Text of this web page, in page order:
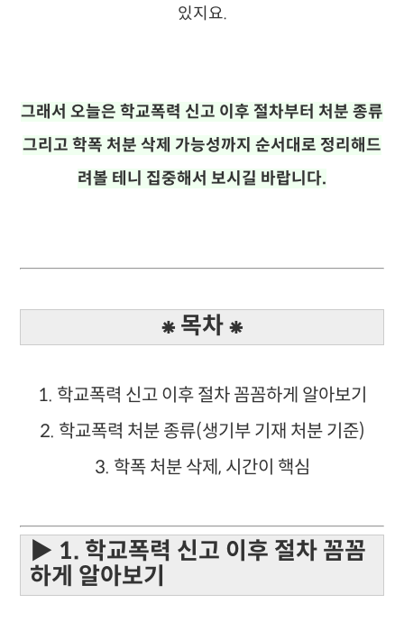
있지요.
그래서 오늘은 학교폭력 신고 이후 절차부터 처분 종류
그리고 학폭 처분 삭제 가능성까지 순서대로 정리해드
려볼 테니 집중해서 보시길 바랍니다.
⁕ 목차 ⁕
1. 학교폭력 신고 이후 절차 꼼꼼하게 알아보기
2. 학교폭력 처분 종류(생기부 기재 처분 기준)
3. 학폭 처분 삭제, 시간이 핵심
▶ 1. 학교폭력 신고 이후 절차 꼼꼼
하게 알아보기